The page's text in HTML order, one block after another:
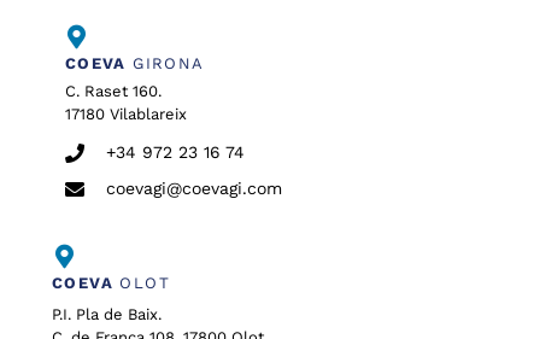
COEVA GIRONA
C. Raset 160.
17180 Vilablareix
+34 972 23 16 74
coevagi@coevagi.com
COEVA OLOT
P.I. Pla de Baix.